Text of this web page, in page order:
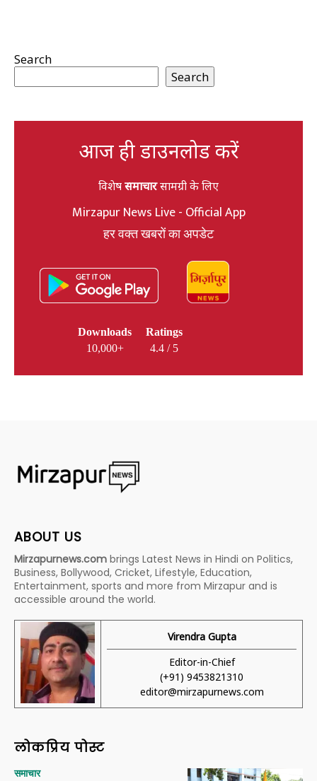
Search
Search
आज ही डाउनलोड करें
विशेषसमाचारसामग्री के लिए
Mirzapur News Live - Official App
हर वक्त खबरों का अपडेट
Downloads
10,000+
Ratings
4.4 / 5
ABOUT US
Mirzapurnews.com brings Latest News in Hindi on Politics,
Business, Bollywood, Cricket, Lifestyle, Education,
Entertainment, sports and more from Mirzapur and is
accessible around the world.
Virendra Gupta
Editor-in-Chief
(+91) 9453821310
editor@mirzapurnews.com
लोकप्रिय पोस्ट
समाचार